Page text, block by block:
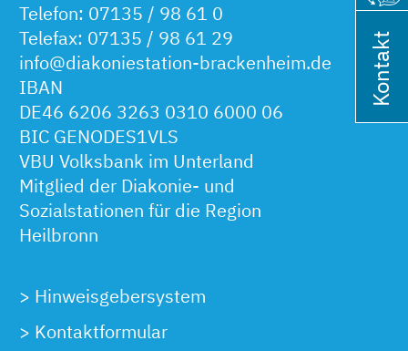
Telefon: 07135 / 98 61 0
Telefax: 07135 / 98 61 29
info@diakoniestation-brackenheim.de
IBAN
DE46 6206 3263 0310 6000 06
BIC GENODES1VLS
VBU Volksbank im Unterland
Mitglied der Diakonie- und
Sozialstationen für die Region
Heilbronn
> Hinweisgebersystem
> Kontaktformular
Kontakt